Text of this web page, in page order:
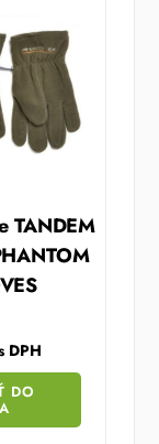
TANDEM
DPH
DO